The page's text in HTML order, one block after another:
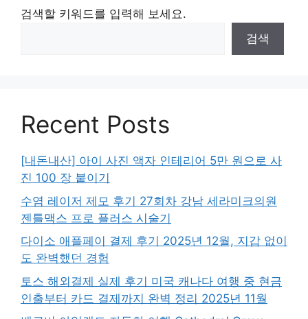
검색할 키워드를 입력해 보세요.
검색
Recent Posts
[내돈내산] 아이 사진 액자 인테리어 5만 원으로 사
진 100 장 붙이기
수염 레이저 제모 후기 27회차 강남 세라미크의원
젠틀맥스 프로 플러스 시술기
다이소 애플페이 결제 후기 2025년 12월, 지갑 없이
도 완벽했던 경험
토스 해외결제 실제 후기 미국 캐나다 여행 중 현금
인출부터 카드 결제까지 완벽 정리 2025년 11월